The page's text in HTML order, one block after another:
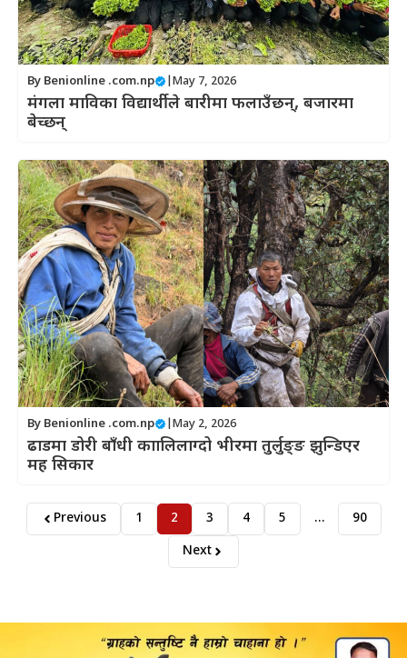
By Benionline .com.np May 7, 2026
मंगला माविका विद्यार्थीले बारीमा फलाउँछन्, बजारमा
बेच्छन्
By Benionline .com.np May 2, 2026
ढाडमा डोरी बाँधी काालिलाग्दो भीरमा तुर्लुङ्ङ झुन्डिएर
मह सिकार
Previous 1 2 3 4 5 …
90
Next